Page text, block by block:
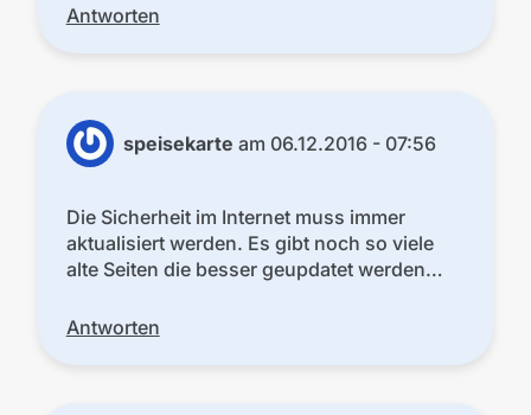
Antworten
speisekarte am 06.12.2016 - 07:56
Die Sicherheit im Internet muss immer
aktualisiert werden. Es gibt noch so viele
alte Seiten die besser geupdatet werden…
Antworten